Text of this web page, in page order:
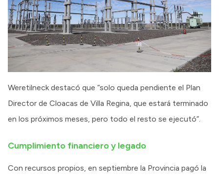
Weretilneck destacó que “solo queda pendiente el Plan
Director de Cloacas de Villa Regina, que estará terminado
en los próximos meses, pero todo el resto se ejecutó”.
Cumplimiento financiero y legado
Con recursos propios, en septiembre la Provincia pagó la